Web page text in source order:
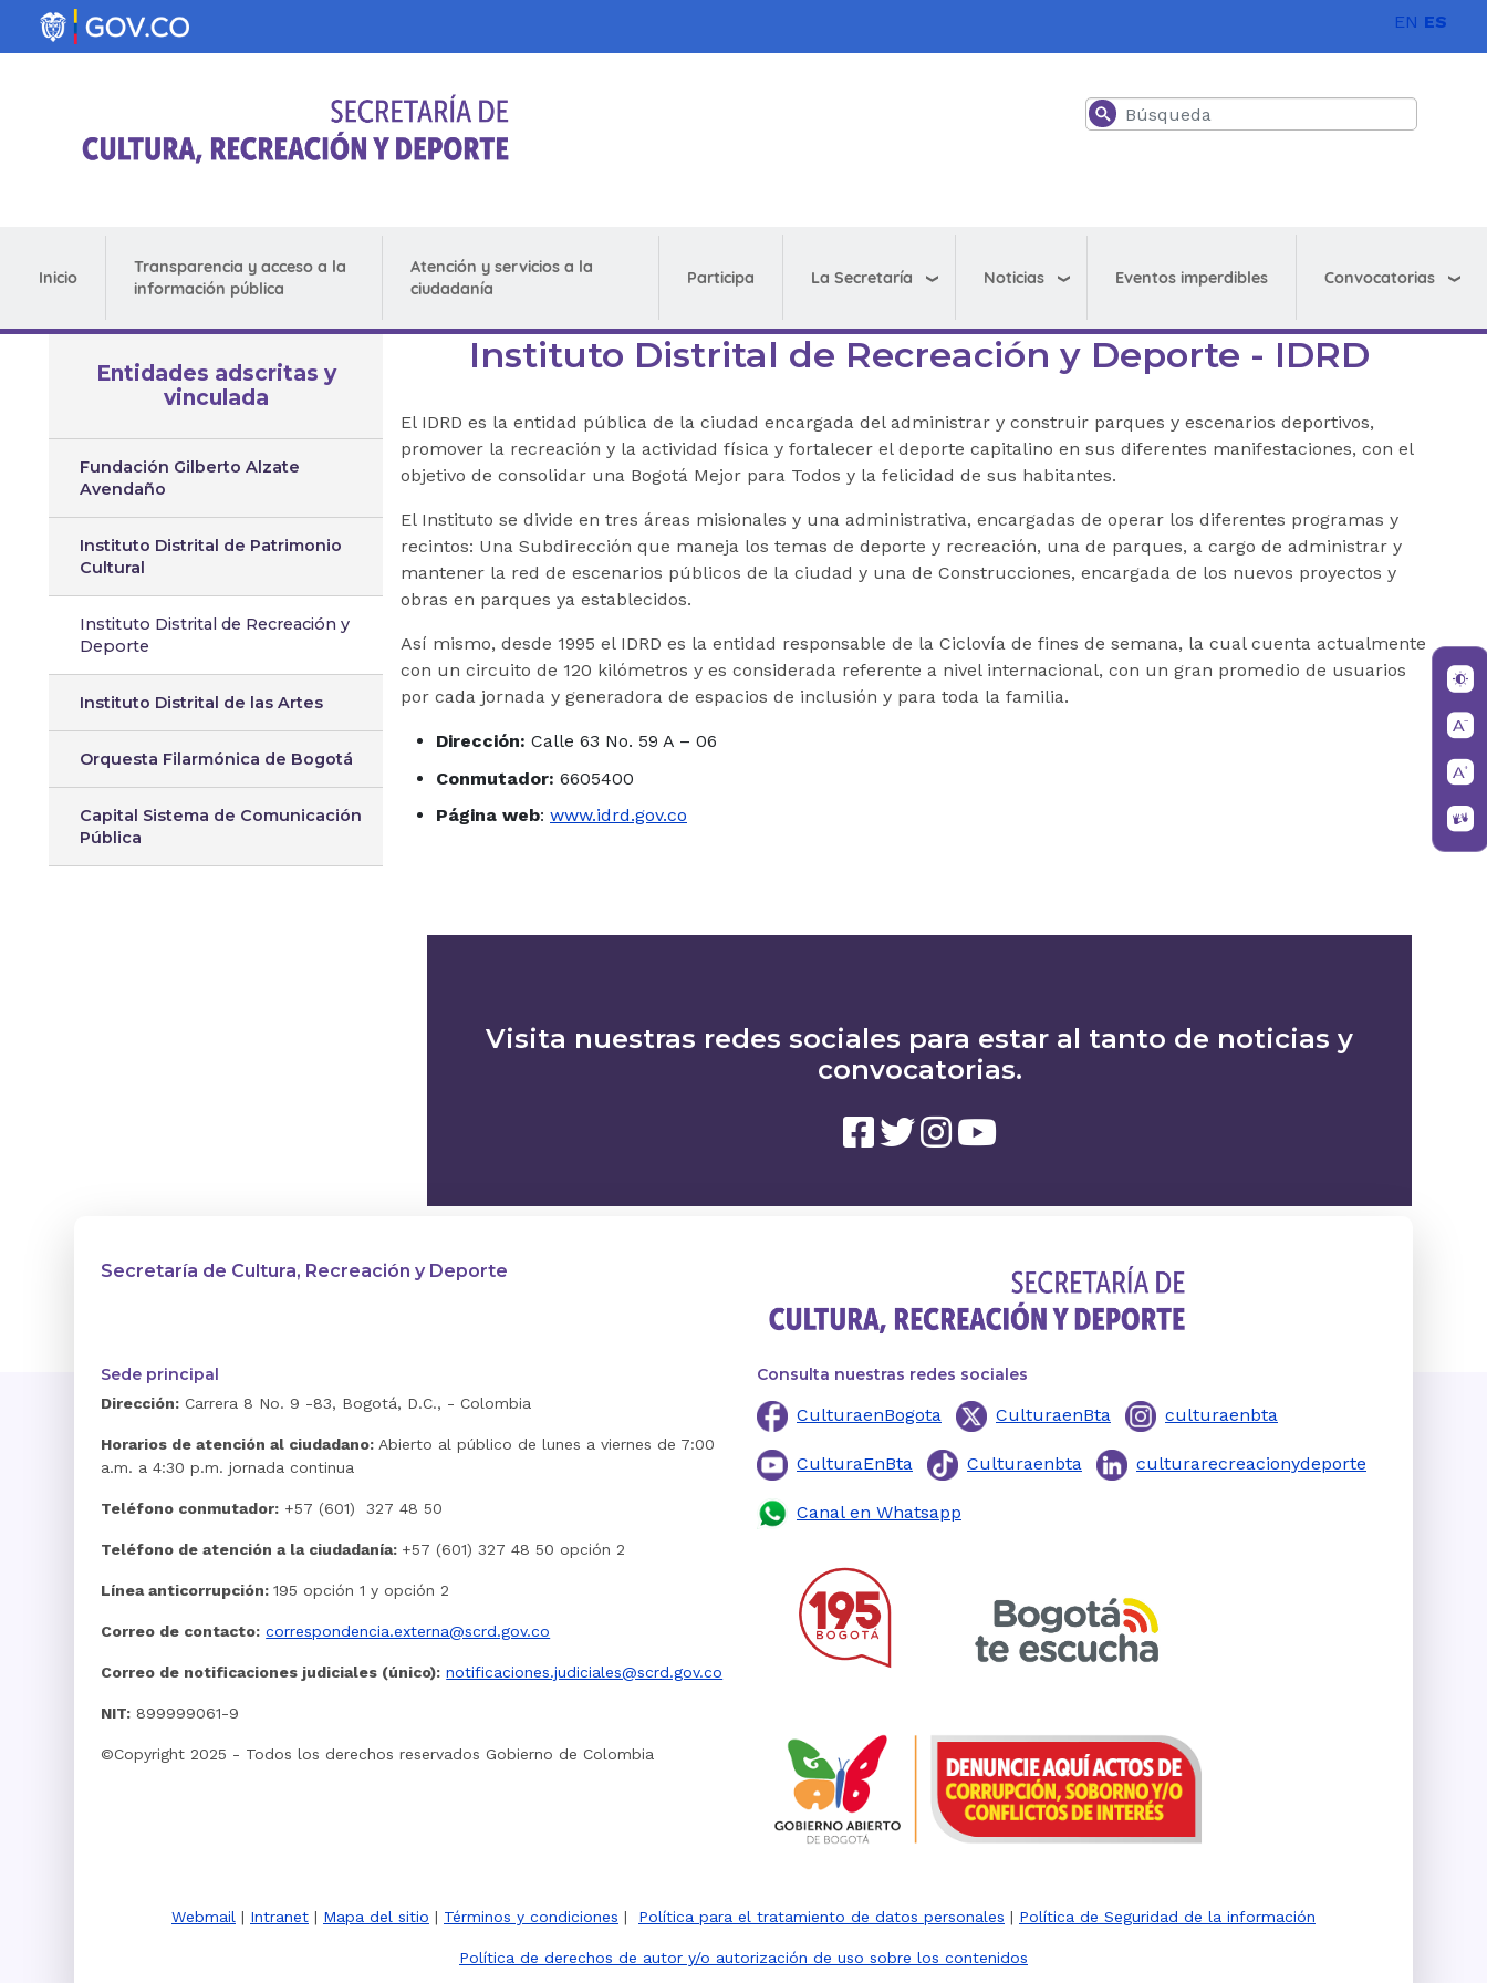
Pasar al contenido principal EN ES
Buscar
Inicio
Transparencia y acceso a la
información pública
Atención y servicios a la
ciudadanía
Participa La Secretaría Noticias Eventos imperdibles Convocatorias
Entidades adscritas y
vinculada
Fundación Gilberto Alzate
Avendaño
Instituto Distrital de Patrimonio
Cultural
Instituto Distrital de Recreación y
Deporte
Instituto Distrital de las Artes
Orquesta Filarmónica de Bogotá
Capital Sistema de Comunicación
Pública
Instituto Distrital de Recreación y Deporte - IDRD
El IDRD es la entidad pública de la ciudad encargada del administrar y construir parques y escenarios deportivos,
promover la recreación y la actividad física y fortalecer el deporte capitalino en sus diferentes manifestaciones, con el
objetivo de consolidar una Bogotá Mejor para Todos y la felicidad de sus habitantes.
El Instituto se divide en tres áreas misionales y una administrativa, encargadas de operar los diferentes programas y
recintos: Una Subdirección que maneja los temas de deporte y recreación, una de parques, a cargo de administrar y
mantener la red de escenarios públicos de la ciudad y una de Construcciones, encargada de los nuevos proyectos y
obras en parques ya establecidos.
Así mismo, desde 1995 el IDRD es la entidad responsable de la Ciclovía de fines de semana, la cual cuenta actualmente
con un circuito de 120 kilómetros y es considerada referente a nivel internacional, con un gran promedio de usuarios
por cada jornada y generadora de espacios de inclusión y para toda la familia.
Dirección: Calle 63 No. 59 A – 06
Conmutador: 6605400
Página web: www.idrd.gov.co
Visita nuestras redes sociales para estar al tanto de noticias y
convocatorias.
Secretaría de Cultura, Recreación y Deporte
Sede principal
Dirección: Carrera 8 No. 9 -83, Bogotá, D.C., - Colombia
Horarios de atención al ciudadano:Abierto al público de lunes a viernes de 7:00
a.m. a 4:30 p.m. jornada continua
Teléfono conmutador: +57 (601) 327 48 50
Teléfono de atención a la ciudadanía: +57 (601) 327 48 50 opción 2
Línea anticorrupción:195 opción 1 y opción 2
Correo de contacto: correspondencia.externa@scrd.gov.co
Correo de notificaciones judiciales (único): notificaciones.judiciales@scrd.gov.co
NIT: 899999061-9
©Copyright 2025 - Todos los derechos reservados Gobierno de Colombia
Consulta nuestras redes sociales
CulturaenBogota CulturaenBta culturaenbta
CulturaEnBta Culturaenbta culturarecreacionydeporte
Canal en Whatsapp
Webmail | Intranet | Mapa del sitio | Términos y condiciones | Política para el tratamiento de datos personales | Política de Seguridad de la información
Política de derechos de autor y/o autorización de uso sobre los contenidos